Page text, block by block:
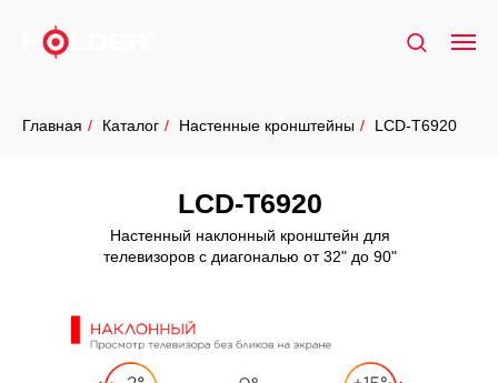
Главная / Каталог / Настенные кронштейны / LCD-T6920
LCD-T6920
Настенный наклонный кронштейн для
телевизоров с диагональю от 32" до 90"